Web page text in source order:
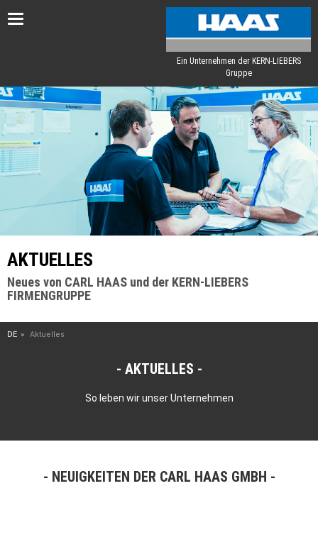
Toggle
Ein Unternehmen der KERN-LIEBERS
Gruppe
AKTUELLES
Neues von CARL HAAS und der KERN-LIEBERS
FIRMENGRUPPE
DE Aktuelles
AKTUELLES
So leben wir unser Unternehmen
NEUIGKEITEN DER CARL HAAS GMBH